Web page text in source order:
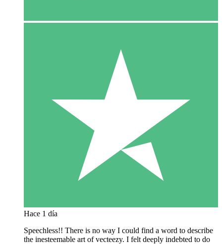
Hace 1 día
Speechless!! There is no way I could find a word to describe
the inesteemable art of vecteezy. I felt deeply indebted to do